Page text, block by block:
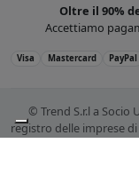
Oltre il 90%
Accettiamo
Visa Mastercard PayPal
© Trend S.r.l a Socio
registro delle imprese di